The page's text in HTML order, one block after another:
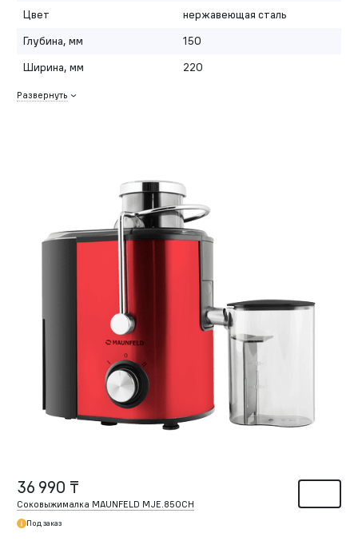
Цвет
нержавеющая сталь
Глубина, мм
150
Ширина, мм
220
Развернуть
36 990 ₸
Соковыжималка MAUNFELD MJE.850CH
Под заказ